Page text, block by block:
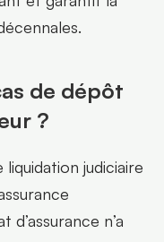
de dépôt
?
judiciaire
n’a